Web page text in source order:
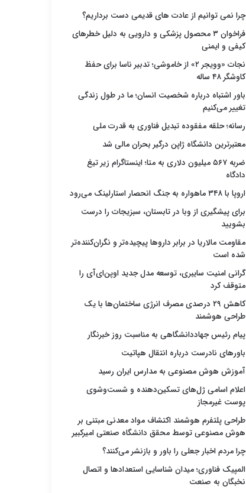
چرا نمی توانیم از عادت های قدیمی دست برداریم؟
فراخوان ۳ محصول پزشکی و دارویی به دلیل خطرهای
کیفی و ایمنی
نجات «وویجر ۲» از خاموشی؛ تدبیر ناسا برای حفظ
کاوشگر ۴۸ ساله
باور اشتباه درباره شخصیت انسان؛ ما در طول زندگی
تغییر می‌کنیم
رسانه؛ حلقه مفقوده تبدیل فناوری به قدرت ملی
معتبرترین دانشگاه ژاپن درگیر بحران مالی شد
ضربه ۵۶۷ میلیون دلاری به متا؛ اینستاگرام زیر تیغ
دادگاه
اروپا با ۳۴۸ ماهواره به جنگ انحصار استارلینک می‌رود
برای پیشگیری از وبا در تابستان، سبزیجات را درست
بشویید
مقاومت مالاریا در برابر داروها پیچیده‌تر و نگران‌کننده‌تر
شده است
گرانی امنیت سایبری، توسعه مدل جدید اوپن‌ای‌آی را
متوقف کرد
کاهش ۲۹ درصدی مصرف انرژی ساختمان‌ها با یک
طراحی هوشمند
پیام رئیس جهاددانشگاهی به مناسبت روز خبرنگار
باورهای نادرست درباره انتقال هپاتیت
آموزش هوش مصنوعی به مدارس ایران رسید
اعلام اسامی ژل‌های تسکین‌دهنده و شست‌وشوی
پوست غیرمجاز
طراحی پلتفرم هوشمند اکتشاف مواد معدنی مبتنی بر
هوش مصنوعی توسط محقق دانشگاه صنعتی امیرکبیر
چرا مردم اخبار جعلی را باور و بازنشر می‌کنند؟
المپیک فناوری؛ میدان شناسایی استعدادها و اتصال
نخبگان به صنعت